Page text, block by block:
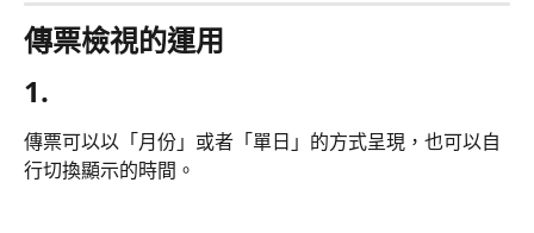
傳票檢視的運用
1.
傳票可以以「月份」或者「單日」的方式呈現，也可以自
行切換顯示的時間。